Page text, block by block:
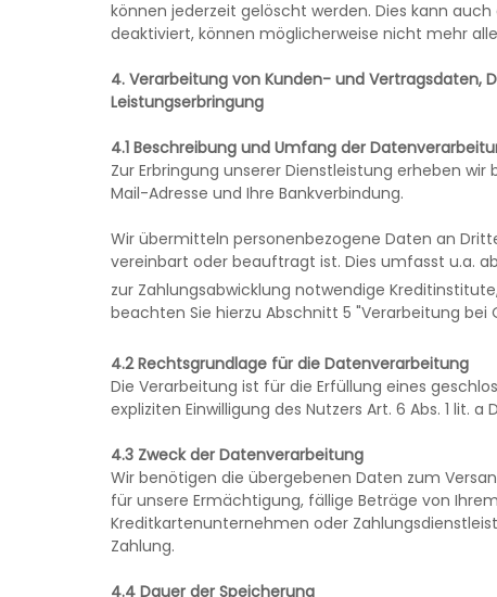
können jederzeit gelöscht werden. Dies kann
deaktiviert, können möglicherweise nicht mehr
4. Verarbeitung von Kunden- und Vertragsdaten,
Leistungserbringung
4.1 Beschreibung und Umfang der
Zur Erbringung unserer Dienstleistung erheben
Mail-Adresse und Ihre Bankverbindung.
Wir übermitteln personenbezogene Daten an
vereinbart oder beauftragt ist. Dies umfasst u.a.
zur Zahlungsabwicklung notwendige
beachten Sie hierzu Abschnitt 5 "Verarbeitung bei
4.2 Rechtsgrundlage für die Datenverarbeitung
Die Verarbeitung ist für die Erfüllung eines
expliziten Einwilligung des Nutzers Art. 6 Abs. 1 lit. a
4.3 Zweck der Datenverarbeitung
Wir benötigen die übergebenen Daten zum
für unsere Ermächtigung, fällige Beträge von
Kreditkartenunternehmen oder
Zahlung.
4.4 Dauer der Speicherung